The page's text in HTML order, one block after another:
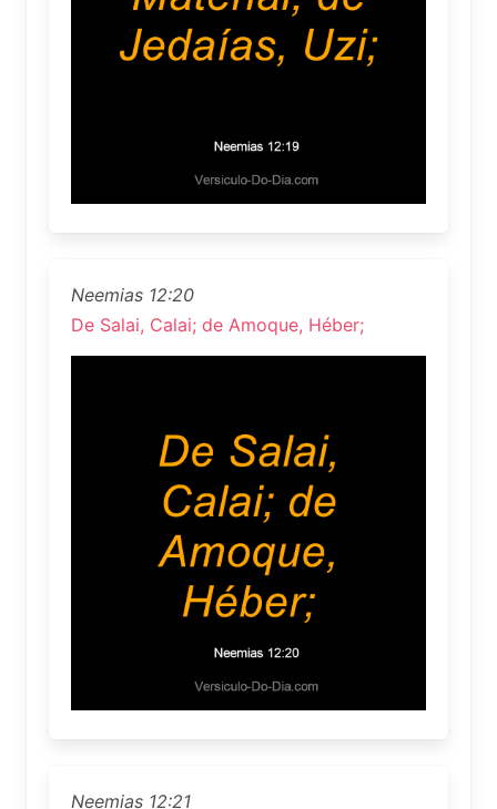
Neemias 12:20
De Salai, Calai; de Amoque, Héber;
Neemias 12:21